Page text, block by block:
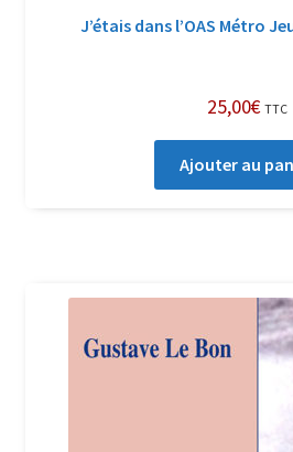
J’étais dans l’OAS Métro
25,00€ TTC
Ajouter au